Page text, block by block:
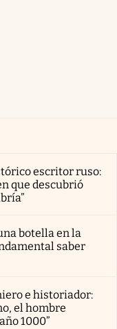
escritor ruso:
que descubrió
botella en la
saber
e historiador:
el hombre
1000”